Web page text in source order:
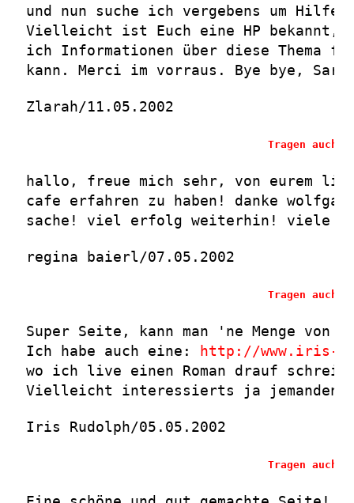
und nun suche ich vergebens um Hilfe.
Vielleicht ist Euch eine HP bekannt,
ich Informationen über diese Thema
kann. Merci im vorraus. Bye bye,
Zlarah/11.05.2002
Tragen auch
hallo, freue mich sehr, von eurem
cafe erfahren zu haben! danke
sache! viel erfolg weiterhin! viele
regina baierl/07.05.2002
Tragen auch
Super Seite, kann man 'ne Menge von
Ich habe auch eine:
http://www.iris-
wo ich live einen Roman drauf
Vielleicht interessierts ja jemanden.
Iris Rudolph/05.05.2002
Tragen auch